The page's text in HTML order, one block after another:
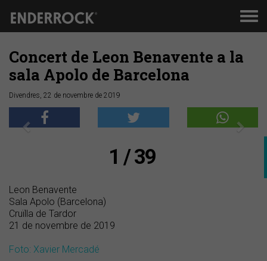
Concert de Leon Benavente a la
sala Apolo de Barcelona
Divendres, 22 de novembre de 2019
Anterior
1 / 39
Leon Benavente
Sala Apolo (Barcelona)
Cruïlla de Tardor
21 de novembre de 2019
Foto: Xavier Mercadé